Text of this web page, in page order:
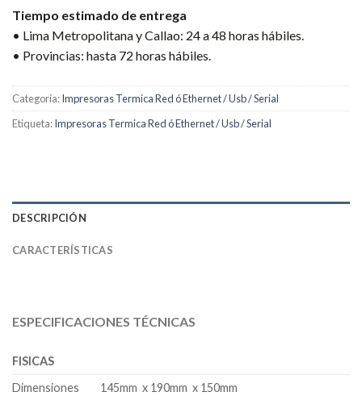
Tiempo estimado de entrega
• Lima Metropolitana y Callao: 24 a 48 horas hábiles.
• Provincias: hasta 72 horas hábiles.
Categoría:Impresoras Termica Red ó Ethernet / Usb / Serial
Etiqueta:Impresoras Termica Red ó Ethernet / Usb / Serial
DESCRIPCIÓN
CARACTERÍSTICAS
ESPECIFICACIONES TÉCNICAS
FISICAS
Dimensiones
145mm x 190mm x 150mm